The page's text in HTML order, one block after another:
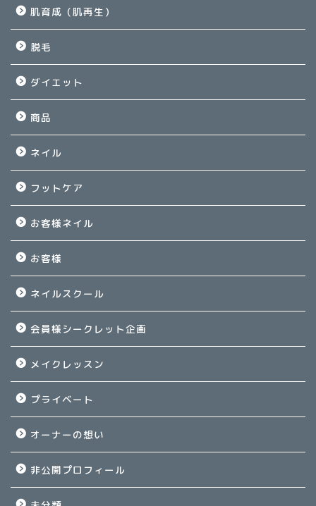
肌育成（肌再生）
脱毛
ダイエット
商品
ネイル
フットケア
お客様ネイル
お客様
ネイルスクール
会員様シークレット企画
メイクレッスン
プライベート
オーナーの想い
非公開プロフィール